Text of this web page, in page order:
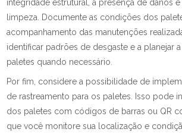
integridade estrutural, a presença de danos
limpeza. Documente as condições dos
acompanhamento das manutenções
identificar padrões de desgaste e a planejar
paletes quando necessário.
Por fim, considere a possibilidade de
de rastreamento para os paletes. Isso pode
dos paletes com códigos de barras ou QR
que você monitore sua localização e